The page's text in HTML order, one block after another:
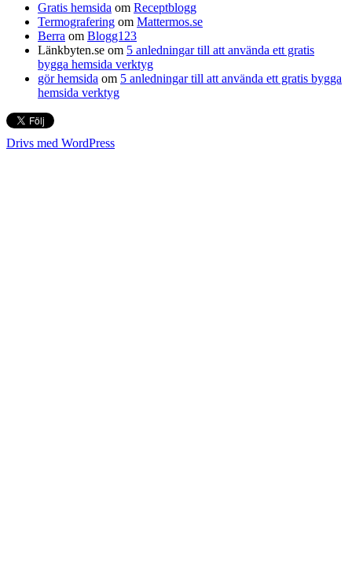
Gratis hemsida om Receptblogg
Termografering om Mattermos.se
Berra om Blogg123
Länkbyten.se om 5 anledningar till att använda ett gratis
bygga hemsida verktyg
gör hemsida om 5 anledningar till att använda ett gratis bygga
hemsida verktyg
Drivs med WordPress